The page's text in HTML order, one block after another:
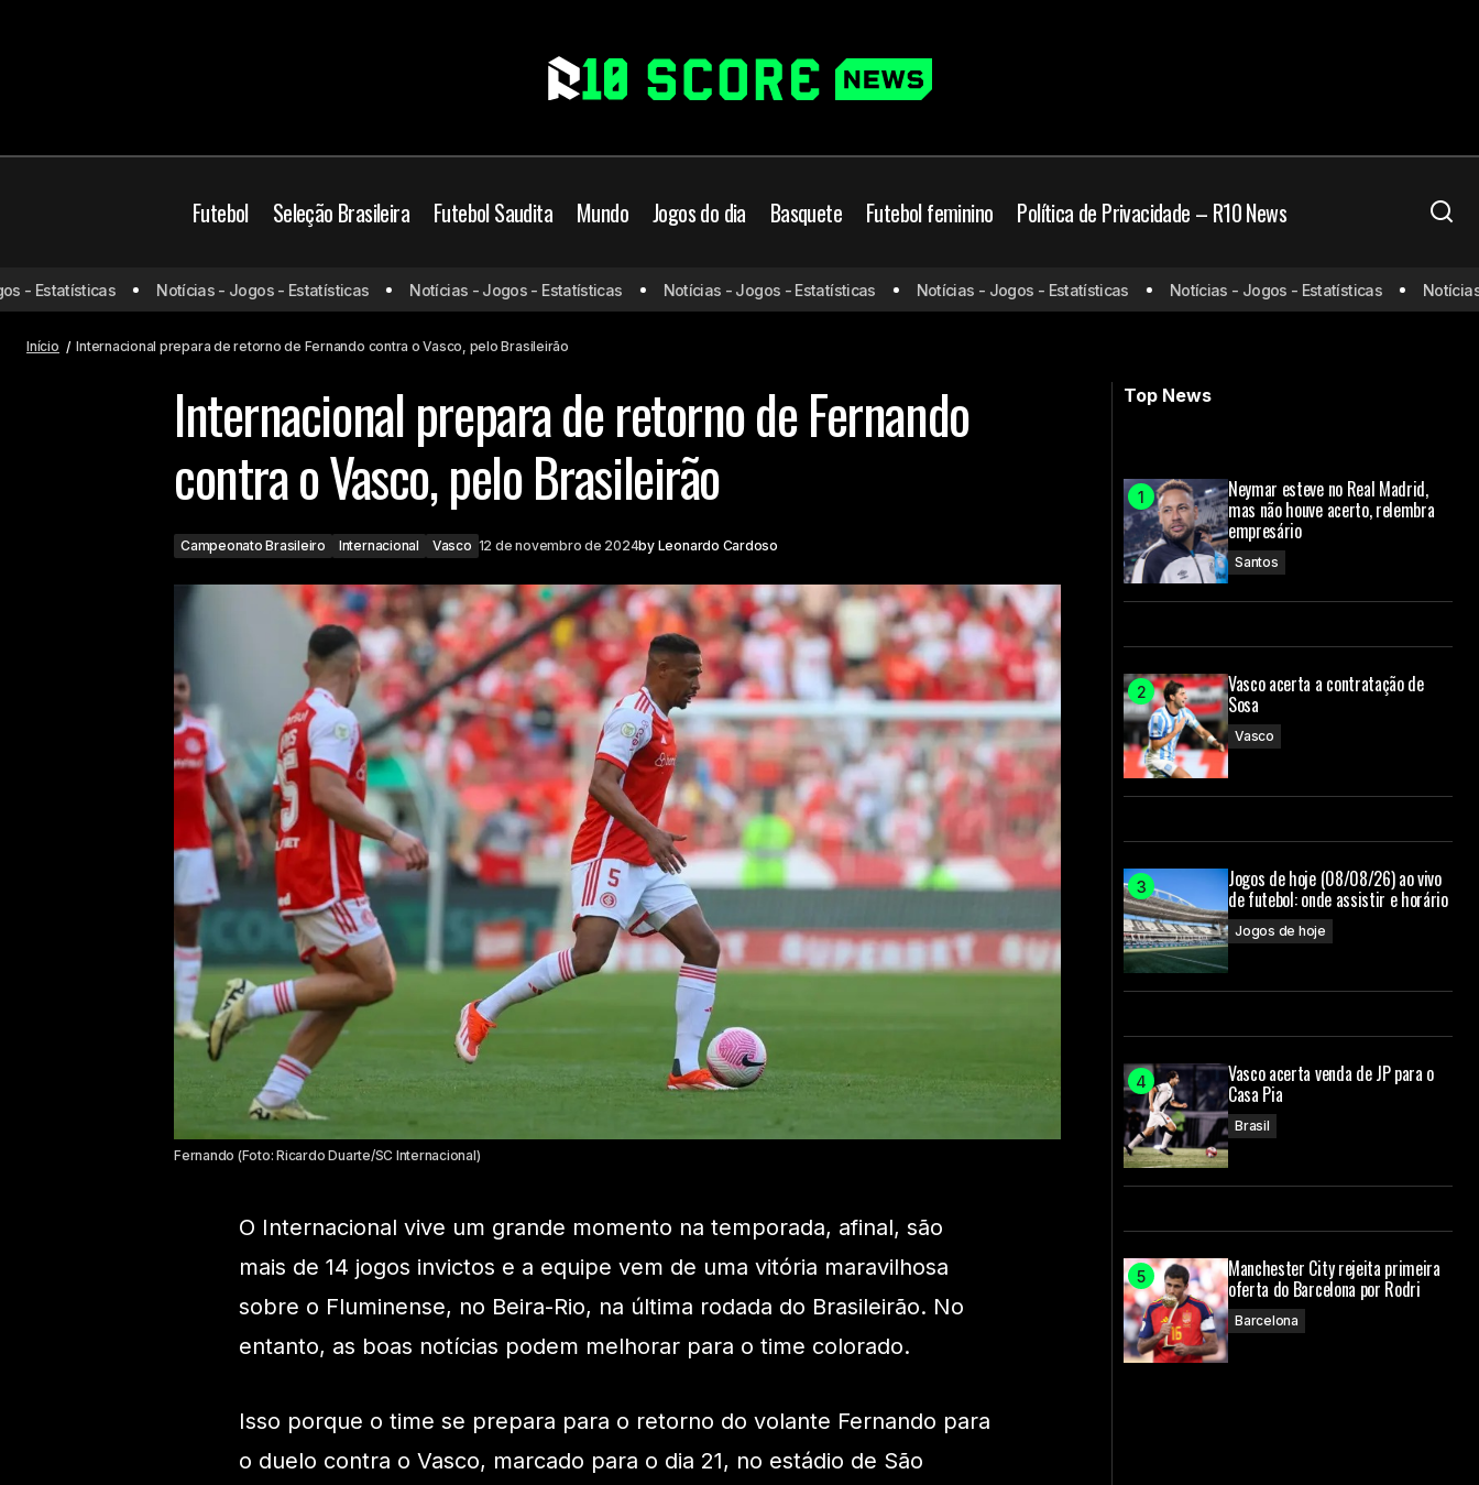
Futebol Seleção Brasileira Futebol Saudita Mundo Jogos do dia Basquete Futebol feminino Política de Privacidade – R10 News
Palmeiras busca informações de
volante do Fortaleza
Campeonato Brasileiro
Internacional
Vasco
Internacional prepara de retorno de Fernando contra o Vasco,
pelo Brasileirão
Flamengo x Atlético-MG: onde assistir
e escalações
Estatísticas Notícias - Jogos - Estatísticas Notícias - Jogos - Estatísticas Notícias - Jogos - Estatísticas Notícias - Jogos - Estatísticas Notícias - Jogos - Estatísticas Notícias -
Início Internacional prepara de retorno de Fernando contra o Vasco, pelo Brasileirão
Internacional prepara de retorno de Fernando
contra o Vasco, pelo Brasileirão
Campeonato Brasileiro Internacional Vasco 12 de novembro de 2024by Leonardo Cardoso
Fernando (Foto: Ricardo Duarte/SC Internacional)
O Internacional vive um grande momento na temporada, afinal, são
mais de 14 jogos invictos e a equipe vem de uma vitória maravilhosa
sobre o Fluminense, no Beira-Rio, na última rodada do Brasileirão. No
entanto, as boas notícias podem melhorar para o time colorado.
Isso porque o time se prepara para o retorno do volante Fernando para
o duelo contra o Vasco, marcado para o dia 21, no estádio de São
Top News
Neymar esteve no Real Madrid,
mas não houve acerto, relembra
empresário
Santos
Vasco acerta a contratação de
Sosa
Vasco
Jogos de hoje (08/08/26) ao vivo
de futebol: onde assistir e horário
Jogos de hoje
Vasco acerta venda de JP para o
Casa Pia
Brasil
Manchester City rejeita primeira
oferta do Barcelona por Rodri
Barcelona